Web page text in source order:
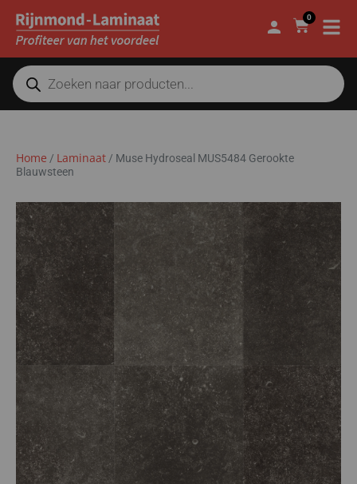
0
Home / Laminaat / Muse Hydroseal MUS5484 Gerookte
Blauwsteen